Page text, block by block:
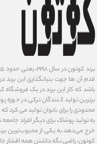
قدم آن ها جهت بنیانگذاری این برند
برترین تولید کنندگان ترکی در
محدودی را برای بانوان تولید می کرد
به تولید پوشاک برای دیگر افراد
کوتون، راضی نگه داشتن همه اقشار